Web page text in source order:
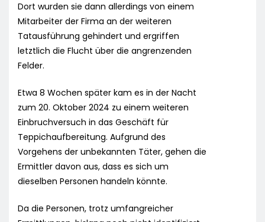
Dort wurden sie dann allerdings von einem
Mitarbeiter der Firma an der weiteren
Tatausführung gehindert und ergriffen
letztlich die Flucht über die angrenzenden
Felder.
Etwa 8 Wochen später kam es in der Nacht
zum 20. Oktober 2024 zu einem weiteren
Einbruchversuch in das Geschäft für
Teppichaufbereitung. Aufgrund des
Vorgehens der unbekannten Täter, gehen die
Ermittler davon aus, dass es sich um
dieselben Personen handeln könnte.
Da die Personen, trotz umfangreicher